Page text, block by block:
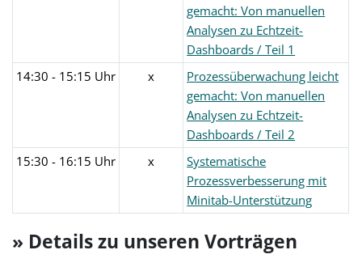
gemacht: Von manuellen
Analysen zu Echtzeit-
Dashboards / Teil 1
14:30 - 15:15 Uhr
x
Prozessüberwachung leicht
gemacht: Von manuellen
Analysen zu Echtzeit-
Dashboards / Teil 2
15:30 - 16:15 Uhr
x
Systematische
Prozessverbesserung mit
Minitab-Unterstützung
» Details zu unseren Vorträgen